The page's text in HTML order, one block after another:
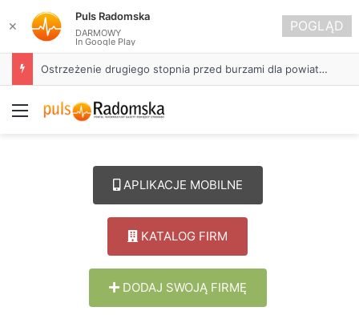
Ostrzeżenie drugiego stopnia przed burzami dla powiatu radomszczańskiego
Menu
APLIKACJE MOBILNE
KATALOG FIRM
DODAJ SWOJĄ FIRMĘ
✕
Puls Radomska
DARMOWY
In Google Play
POGLĄD